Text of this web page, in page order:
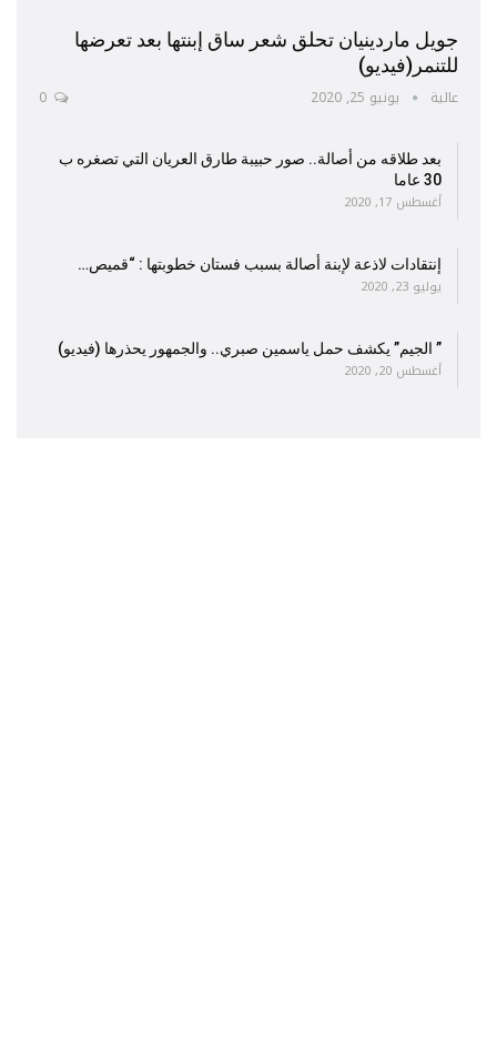
جويل ماردينيان تحلق شعر ساق إبنتها بعد تعرضها
للتنمر(فيديو)
عالية يونيو 25, 2020
بعد طلاقه من أصالة.. صور حبيبة طارق العريان التي تصغره ب
30 عاما
أغسطس 17, 2020
إنتقادات لاذعة لإبنة أصالة بسبب فستان خطوبتها : “قميص…
يوليو 23, 2020
” الجيم” يكشف حمل ياسمين صبري.. والجمهور يحذرها (فيديو)
أغسطس 20, 2020